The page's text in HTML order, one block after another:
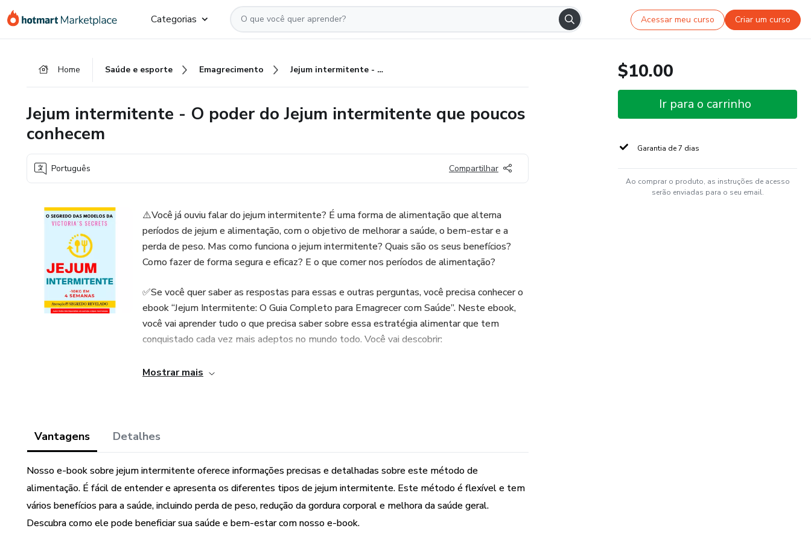
para
para
para
Categorias Acessar meu curso Criar um curso
Home Saúde e esporte Emagrecimento Jejum intermitente - O poder do Jejum intermitente que poucos conhecem
Jejum intermitente - O poder do Jejum intermitente que poucos
conhecem
Português Compartilhar
⚠️Você já ouviu falar do jejum intermitente? É uma forma de alimentação que alterna
períodos de jejum e alimentação, com o objetivo de melhorar a saúde, o bem-estar e a
perda de peso. Mas como funciona o jejum intermitente? Quais são os seus benefícios?
Como fazer de forma segura e eficaz? E o que comer nos períodos de alimentação?
✅Se você quer saber as respostas para essas e outras perguntas, você precisa conhecer o
ebook “Jejum Intermitente: O Guia Completo para Emagrecer com Saúde”. Neste ebook,
você vai aprender tudo o que precisa saber sobre essa estratégia alimentar que tem
conquistado cada vez mais adeptos no mundo todo. Você vai descobrir:
✅O que é o jejum intermitente e como ele funciona no organismo
✅Quais são os benefícios do jejum intermitente para a saúde, o emagrecimento, a
✅Como fazer o jejum intermitente de forma segura, respeitando as suas necessidades e
limites
✅O que comer nos períodos de alimentação para potencializar os resultados do jejum
Mostrar mais
Vantagens Detalhes
Nosso e-book sobre jejum intermitente oferece informações precisas e detalhadas sobre este método de
alimentação. É fácil de entender e apresenta os diferentes tipos de jejum intermitente. Este método é flexível e tem
vários benefícios para a saúde, incluindo perda de peso, redução da gordura corporal e melhora da saúde geral.
Descubra como ele pode beneficiar sua saúde e bem-estar com nosso e-book.
$10.00
Ir para o carrinho
Garantia de 7 dias
Ao comprar o produto, as instruções de acesso
serão enviadas para o seu email.